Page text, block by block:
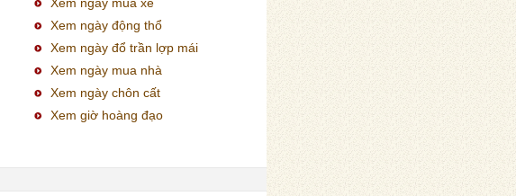
Xem ngày động thổ
Xem ngày đổ trần lợp mái
Xem ngày mua nhà
Xem ngày chôn cất
Xem giờ hoàng đạo